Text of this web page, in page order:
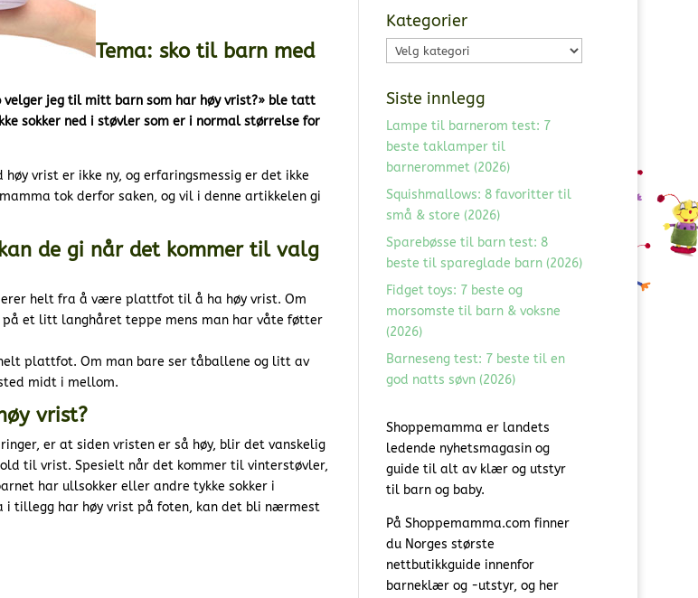
Tema: sko til barn med
jeg til mitt barn som har høy vrist?» ble tatt
sokker ned i støvler som er i normal størrelse for
vrist er ikke ny, og erfaringsmessig er det ikke
tok derfor saken, og vil i denne artikkelen gi
de gi når det kommer til valg
helt fra å være plattfot til å ha høy vrist. Om
på et litt langhåret teppe mens man har våte føtter
plattfot. Om man bare ser tåballene og litt av
midt i mellom.
vrist?
er at siden vristen er så høy, blir det vanskelig
til vrist. Spesielt når det kommer til vinterstøvler,
har ullsokker eller andre tykke sokker i
i tillegg har høy vrist på foten, kan det bli nærmest
Kategorier
Kategorier
Siste innlegg
Lampe til barnerom test: 7
beste taklamper til
barnerommet (2026)
Squishmallows: 8 favoritter til
små & store (2026)
Sparebøsse til barn test: 8
beste til spareglade barn (2026)
Fidget toys: 7 beste og
morsomste til barn & voksne
(2026)
Barneseng test: 7 beste til en
god natts søvn (2026)
Shoppemamma er landets
ledende nyhetsmagasin og
guide til alt av klær og utstyr
til barn og baby.
På Shoppemamma.com finner
du Norges største
nettbutikkguide innenfor
barneklær og -utstyr, og her